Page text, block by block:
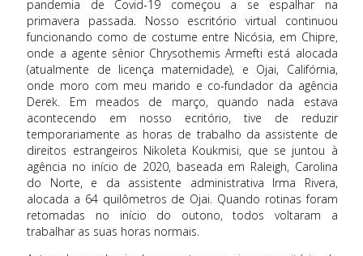
pandemia de Covid-19 começou a se espalhar na
primavera passada. Nosso escritório virtual continuou
funcionando como de costume entre Nicósia, em Chipre,
onde a agente sênior Chrysothemis Armefti está alocada
(atualmente de licença maternidade), e Ojai, Califórnia,
onde moro com meu marido e co-fundador da agência
Derek. Em meados de março, quando nada estava
acontecendo em nosso ecritório, tive de reduzir
temporariamente as horas de trabalho da assistente de
direitos estrangeiros Nikoleta Koukmisi, que se juntou à
agência no início de 2020, baseada em Raleigh, Carolina
do Norte, e da assistente administrativa Irma Rivera,
alocada a 64 quilômetros de Ojai. Quando rotinas foram
retomadas no início do outono, todos voltaram a
trabalhar as suas horas normais.